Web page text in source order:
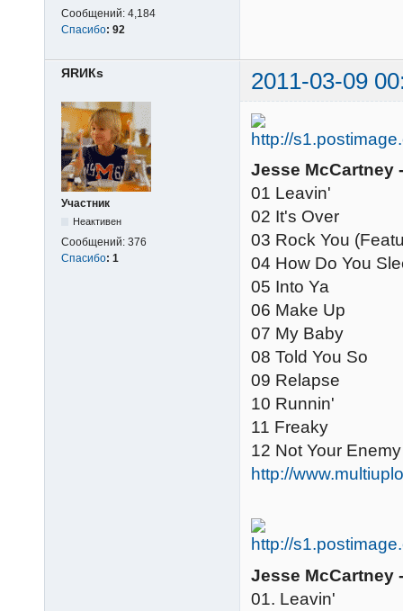
Сообщений: 4,184
Спасибо: 92
ЯRИКs 2011-03-09
Участник
Неактивен
Сообщений: 376
Спасибо: 1
Jesse McCartney
01 Leavin'
02 It's Over
03 Rock You
04 How Do You
05 Into Ya
06 Make Up
07 My Baby
08 Told You So
09 Relapse
10 Runnin'
11 Freaky
12 Not Your Enemy
http://
Jesse McCartney
01. Leavin'